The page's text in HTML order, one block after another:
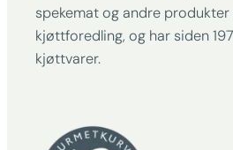
spekemat og andre produkter
kjøttforedling, og har siden
kjøttvarer.